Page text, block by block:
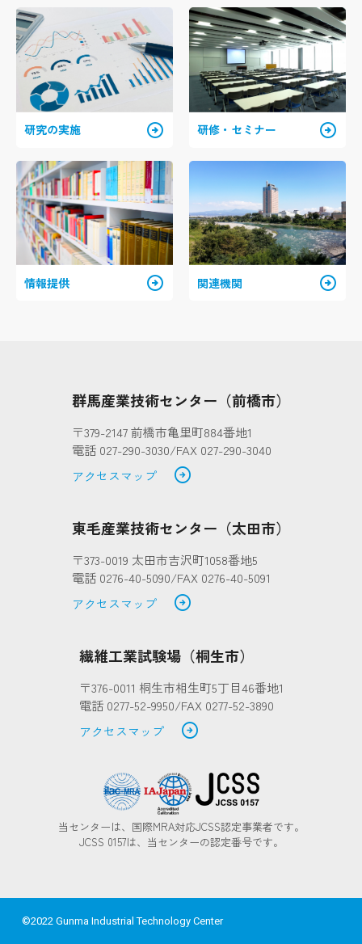
研究の実施 arrow_circle_right 研修・セミナー arrow_circle_right
情報提供 arrow_circle_right 関連機関 arrow_circle_right
群馬産業技術センター（前橋市）
〒379-2147 前橋市亀里町884番地1
電話 027-290-3030/FAX 027-290-3040
アクセスマップ
arrow_circle_right
東毛産業技術センター（太田市）
〒373-0019 太田市吉沢町1058番地5
電話 0276-40-5090/FAX 0276-40-5091
アクセスマップ
arrow_circle_right
繊維工業試験場（桐生市）
〒376-0011 桐生市相生町5丁目46番地1
電話 0277-52-9950/FAX 0277-52-3890
アクセスマップ
arrow_circle_right
当センターは、国際MRA対応JCSS認定事業者です。
JCSS 0157は、当センターの認定番号です。
©2022 Gunma Industrial Technology Center